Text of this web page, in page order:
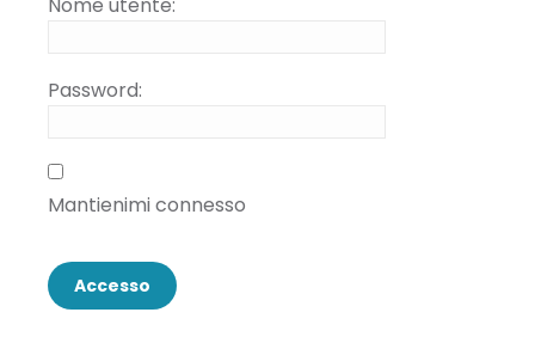
Password:
Mantienimi connesso
Accesso